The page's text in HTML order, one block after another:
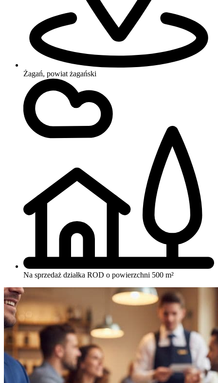
Żagań, powiat żagański
Na sprzedaż działka ROD o powierzchni 500 m²